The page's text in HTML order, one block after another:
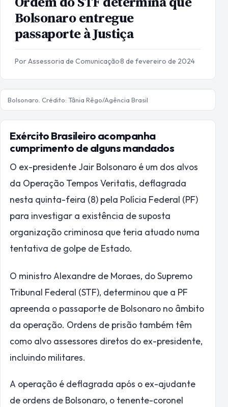
Bolsonaro entregue
passaporte à Justiça
Por Assessoria de Comunicação·8 de fevereiro de 2024
Bolsonaro. Crédito: Tânia Rêgo/Agência Brasil
Exército Brasileiro acompanha
cumprimento de alguns mandados
O ex-presidente Jair Bolsonaro é um dos alvos
da Operação Tempos Veritatis, deflagrada
nesta quinta-feira (8) pela Polícia Federal (PF)
para investigar a existência de suposta
organização criminosa que teria atuado numa
tentativa de golpe de Estado.
O ministro Alexandre de Moraes, do Supremo
Tribunal Federal (STF), determinou que a PF
apreenda o passaporte de Bolsonaro no âmbito
da operação. Ordens de prisão também têm
como alvo assessores diretos do ex-presidente,
incluindo militares.
A operação é deflagrada após o ex-ajudante
de ordens de Bolsonaro, o tenente-coronel